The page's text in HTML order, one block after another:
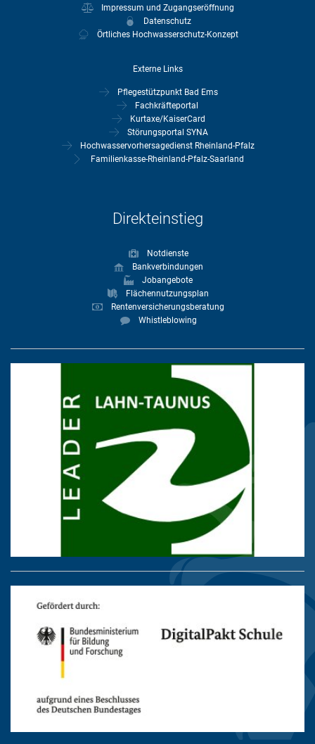
Impressum und Zugangseröffnung
Datenschutz
Örtliches Hochwasserschutz-Konzept
Externe Links
Pflegestützpunkt Bad Ems
Fachkräfteportal
Kurtaxe/KaiserCard
Störungsportal SYNA
Hochwasservorhersagedienst Rheinland-Pfalz
Familienkasse-Rheinland-Pfalz-Saarland
Direkteinstieg
Notdienste
Bankverbindungen
Jobangebote
Flächennutzungsplan
Rentenversicherungsberatung
Whistleblowing